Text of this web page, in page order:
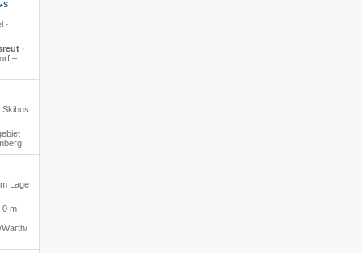
S
·
·
–
Skibus
Lage
0 m